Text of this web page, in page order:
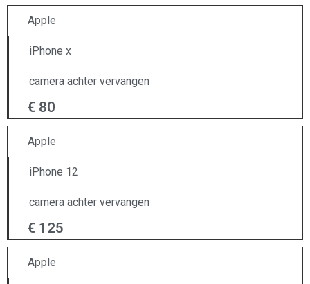
Apple
iPhone x
camera achter vervangen
€ 80
Apple
iPhone 12
camera achter vervangen
€ 125
Apple